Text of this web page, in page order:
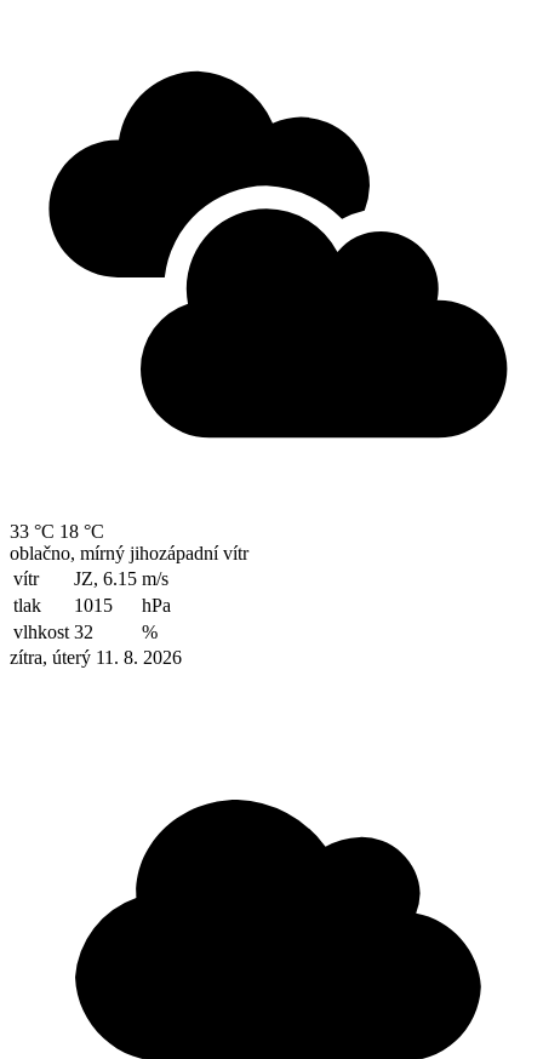
33 °C 18 °C
oblačno, mírný jihozápadní vítr
vítr
JZ, 6.15 m/s
tlak
1015
hPa
vlhkost 32
%
zítra, úterý 11. 8. 2026